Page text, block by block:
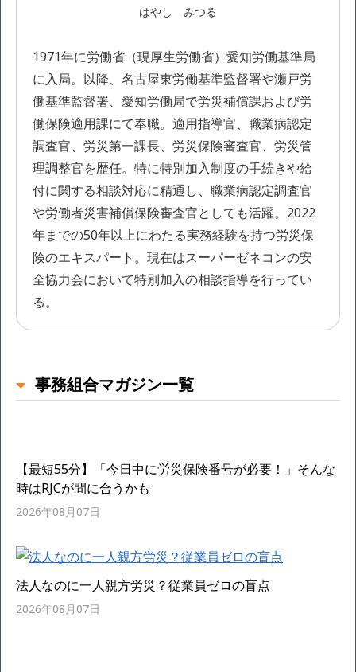
はやし みつる
1971年に労働省（現厚生労働省）愛知労働基準局
に入局。以降、名古屋東労働基準監督署や瀬戸労
働基準監督署、愛知労働局で労災補償課および労
働保険適用課にて奉職。適用指導官、職業病認定
調査官、労災第一課長、労災保険審査官、労災管
理調整官を歴任。特に特別加入制度の手続きや給
付に関する相談対応に精通し、職業病認定調査官
や労働者災害補償保険審査官としても活躍。2022
年までの50年以上にわたる実務経験を持つ労災保
険のエキスパート。現在はスーパーゼネコンの安
全協力会において特別加入の相談指導を行ってい
る。
事務組合マガジン一覧
【最短55分】「今日中に労災保険番号が必要！」そんな
時はRJCが間に合うかも
2026年08月07日
法人なのに一人親方労災？従業員ゼロの盲点
2026年08月07日